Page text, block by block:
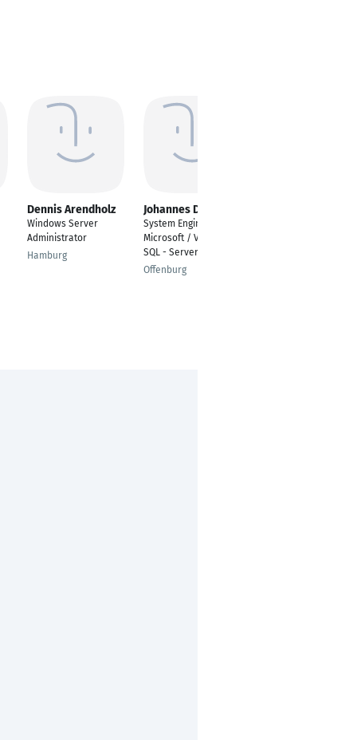
Dennis Arendholz
Windows Server
Administrator
Hamburg
Johannes Distler
System Engineer -
Microsoft / VMware /
SQL - Server Systeme
Offenburg